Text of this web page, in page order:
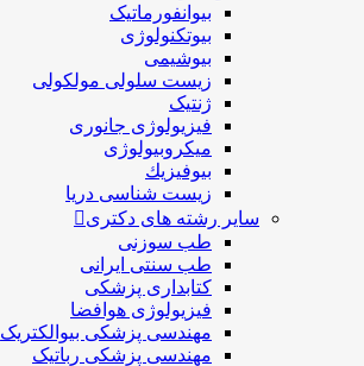
بیوانفورماتیک
بیوتکنولوژی
بیوشیمی
زیست سلولی مولکولی
ژنتیک
فیزیولوژی جانوری
میکروبیولوژی
بيوفيزيك
زیست شناسی دریا
سایر رشته های دکتری
طب سوزنی
طب سنتی ایرانی
کتابداری پزشکی
فیزیولوژی هوافضا
مهندسی پزشکی بیوالکتریک
مهندسی پزشکی رباتیک